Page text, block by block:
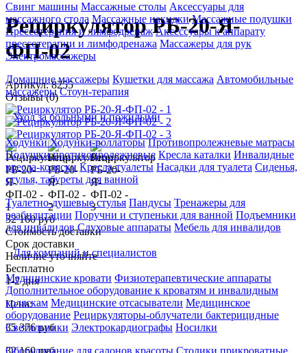
Свинг машины Массажные столы Аксессуары для
массажного стола Массажные накидки Массажные подушки
Прессотерапия и лимфодренаж Аксессуары к аппарату
прессотерапии и лимфодренажа Массажеры для рук
Электромассажеры
Домашние массажеры Кушетки для массажа Автомобильные
массажеры Стоун-терапия
Уход за больными и пожилыми
ХодункиХодунки-роллаторы Противопролежневые матрасы
Подушки противопролежневые Кресла каталки Инвалидные
кресла-коляски Кресла-туалеты Насадки для туалета Сиденья,
стулья, табуреты для ванной
Туалетно-душевые стулья Пандусы Тренажеры для
реабилитации Поручни и ступеньки для ванной Подъемники
для инвалидов Слуховые аппараты Мебель для инвалидов
Для компаний и специалистов
Медицинские кровати Физиотерапевтические аппараты
Дополнительное оборудование к кроватям и инвалидным
коляскам Медицинские отсасыватели Медицинское
оборудование Рециркуляторы-облучатели бактерицидные
Светильники Электрокардиографы Носилки
Оборудование для салонов красоты Столики прикроватные
Рециркулятор РБ-20-Я-
ФП-02
Артикул: 8255
Отзывы (0)
32 160 руб
Стоимость доставки
Срок доставки
Наличие уточняйте
Бесплатно
1-2 дня
Цена:
35 376руб
32 160руб